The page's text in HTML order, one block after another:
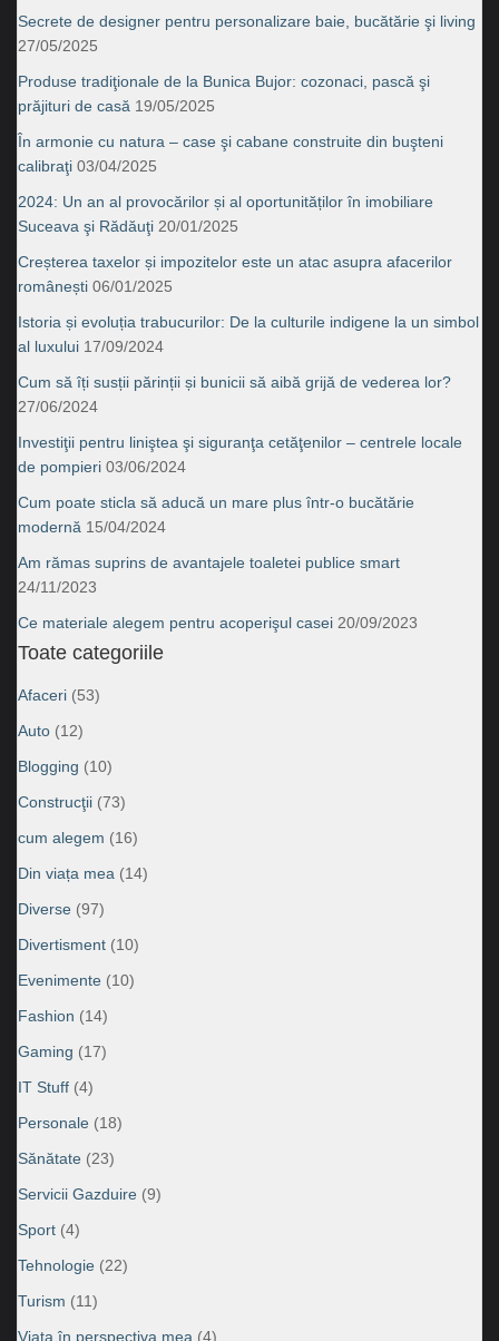
Secrete de designer pentru personalizare baie, bucătărie şi living
27/05/2025
Produse tradiţionale de la Bunica Bujor: cozonaci, pască şi
prăjituri de casă 19/05/2025
În armonie cu natura – case şi cabane construite din buşteni
calibraţi 03/04/2025
2024: Un an al provocărilor și al oportunităților în imobiliare
Suceava şi Rădăuţi 20/01/2025
Creșterea taxelor și impozitelor este un atac asupra afacerilor
românești 06/01/2025
Istoria și evoluția trabucurilor: De la culturile indigene la un simbol
al luxului 17/09/2024
Cum să îți susții părinții și bunicii să aibă grijă de vederea lor?
27/06/2024
Investiţii pentru liniştea şi siguranţa cetăţenilor – centrele locale
de pompieri 03/06/2024
Cum poate sticla să aducă un mare plus într-o bucătărie
modernă 15/04/2024
Am rămas suprins de avantajele toaletei publice smart
24/11/2023
Ce materiale alegem pentru acoperişul casei 20/09/2023
Toate categoriile
Afaceri (53)
Auto (12)
Blogging (10)
Construcţii (73)
cum alegem (16)
Din viața mea (14)
Diverse (97)
Divertisment (10)
Evenimente (10)
Fashion (14)
Gaming (17)
IT Stuff (4)
Personale (18)
Sănătate (23)
Servicii Gazduire (9)
Sport (4)
Tehnologie (22)
Turism (11)
Viața în perspectiva mea (4)